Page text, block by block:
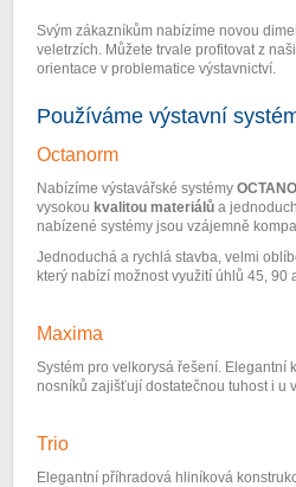
Svým zákazníkům nabízíme novou
veletrzích. Můžete trvale profitovat z
orientace v problematice výstavnictví.
Používáme výstavní
Octanorm
Nabízíme výstavářské systémy
vysokou kvalitou materiálů a
nabízené systémy jsou vzájemně
Jednoduchá a rychlá stavba, velmi
který nabízí možnost využití úhlů 45, 90
Maxima
Systém pro velkorysá řešení. Elegantní
nosníků zajišťují dostatečnou tuhost i u
Trio
Elegantní příhradová hliníková